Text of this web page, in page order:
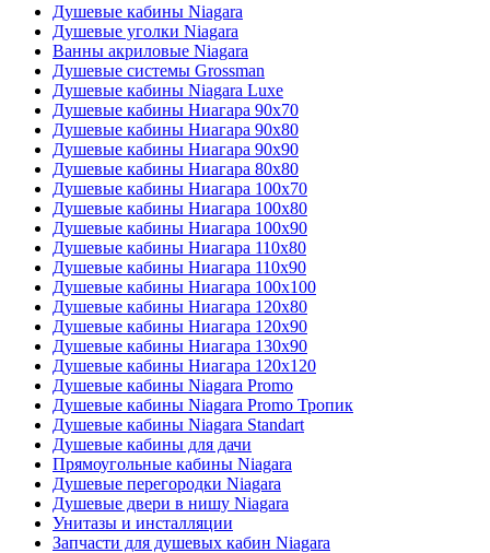
Душевые кабины Niagara
Душевые уголки Niagara
Ванны акриловые Niagara
Душевые системы Grossman
Душевые кабины Niagara Luxe
Душевые кабины Ниагара 90x70
Душевые кабины Ниагара 90x80
Душевые кабины Ниагара 90x90
Душевые кабины Ниагара 80x80
Душевые кабины Ниагара 100x70
Душевые кабины Ниагара 100x80
Душевые кабины Ниагара 100x90
Душевые кабины Ниагара 110x80
Душевые кабины Ниагара 110x90
Душевые кабины Ниагара 100x100
Душевые кабины Ниагара 120x80
Душевые кабины Ниагара 120x90
Душевые кабины Ниагара 130x90
Душевые кабины Ниагара 120x120
Душевые кабины Niagara Promo
Душевые кабины Niagara Promo Тропик
Душевые кабины Niagara Standart
Душевые кабины для дачи
Прямоугольные кабины Niagara
Душевые перегородки Niagara
Душевые двери в нишу Niagara
Унитазы и инсталляции
Запчасти для душевых кабин Niagara